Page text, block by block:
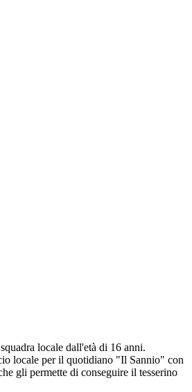
locale dall'età di 16 anni.
locale per il quotidiano "Il Sannio" con
gli permette di conseguire il tesserino